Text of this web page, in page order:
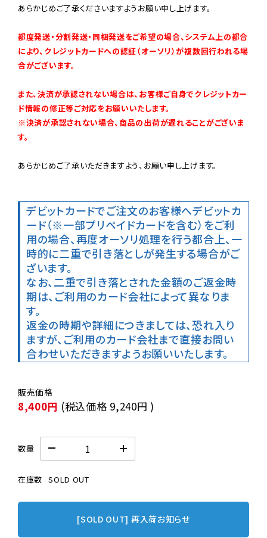
あらかじめご了承くださいますようお願い申し上げます。
都度発送・分割発送・同梱発送をご希望の場合、システム上の都合
により、クレジットカードへの認証（オーソリ）が複数回行われる場
合がございます。
また、決済が承認されない場合は、お客様ご自身でクレジットカー
ド情報の修正等ご対応をお願いいたします。
※決済が承認されない場合、商品の出荷が遅れることがございま
す。
あらかじめご了承いただきますよう、お願い申し上げます。
デビットカードでご注文のお客様へデビットカ
ード（※一部プリペイドカードを含む）をご利
用の場合、再度オーソリ処理を行う都合上、一
時的に二重で引き落としが発生する場合がご
ざいます。
なお、二重で引き落とされた金額のご返金時
期は、ご利用のカード会社によって異なりま
す。
返金の時期や詳細につきましては、恐れ入り
ますが、ご利用のカード会社まで直接お問い
合わせいただきますようお願いいたします。
8,400円 (税込価格 9,240円 )
数量
在庫数 SOLD OUT
[SOLD OUT] 再入荷お知らせ